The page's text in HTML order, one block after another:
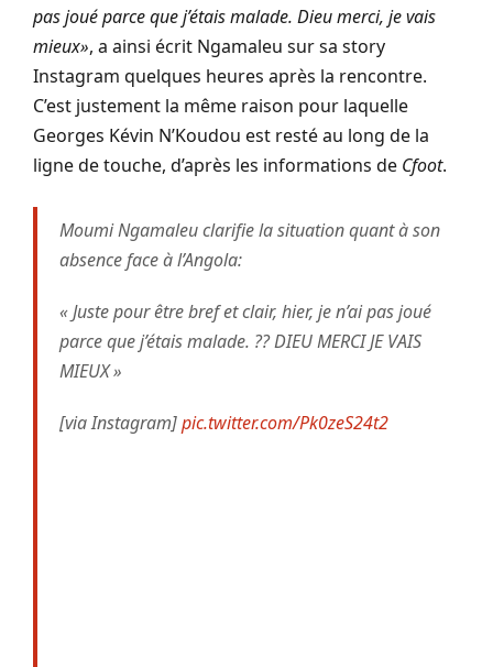
pas joué parce que j’étais malade. Dieu merci, je vais
mieux», a ainsi écrit Ngamaleu sur sa story
Instagram quelques heures après la rencontre.
C’est justement la même raison pour laquelle
Georges Kévin N’Koudou est resté au long de la
ligne de touche, d’après les informations de Cfoot.
Moumi Ngamaleu clarifie la situation quant à son
absence face à l’Angola:
« Juste pour être bref et clair, hier, je n’ai pas joué
parce que j’étais malade. ?? DIEU MERCI JE VAIS
MIEUX »
[via Instagram]pic.twitter.com/Pk0zeS24t2